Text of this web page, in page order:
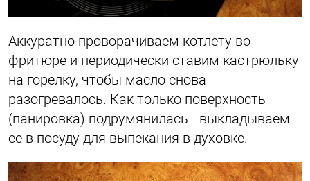
Аккуратно проворачиваем котлету во
фритюре и периодически ставим кастрюльку
на горелку, чтобы масло снова
разогревалось. Как только поверхность
(панировка) подрумянилась - выкладываем
ее в посуду для выпекания в духовке.